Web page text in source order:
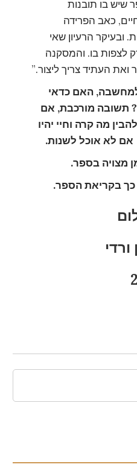
שיש בו תובנות
כאב הפרידה
הרעיון שאי
לצפות בו. והמסקנה
העתיד צריך ליצור.”
למחשבה, האם כדאי
תשובה מורכבת, אם
מה קרה וחיי יהיו
אם לא אוכל לשנות.
מצויה בספר.
כך בקריאת הספר.